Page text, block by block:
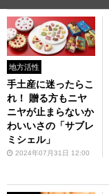
地方活性
手土産に迷ったらこ
れ！ 贈る方もニヤ
ニヤが止まらないか
わいいさの「サブレ
ミシェル」
2024年07月31日 12:00